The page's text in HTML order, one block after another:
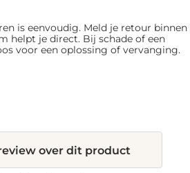
is eenvoudig. Meld je retour binnen
helpt je direct. Bij schade of een
voor een oplossing of vervanging.
over dit product